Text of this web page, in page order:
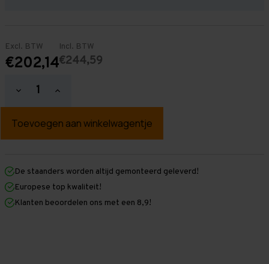
Excl. BTW
€202,14
Incl. BTW
€244,59
Hoeveelheid
verlagen
Grootvakstelling
mm
mm
x
400
mm
Hoeveelheid
verhogen
Grootvakstelling
mm
mm
400
mm
De staanders worden altijd gemonteerd geleverd!
Europese top kwaliteit!
Klanten beoordelen ons met een 8,9!